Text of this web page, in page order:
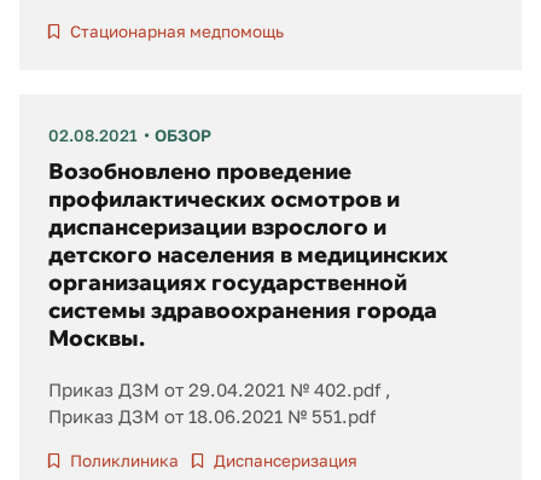
Стационарная медпомощь
02.08.2021 ОБЗОР
Возобновлено проведение
профилактических осмотров и
диспансеризации взрослого и
детского населения в медицинских
организациях государственной
системы здравоохранения города
Москвы.
Приказ ДЗМ от 29.04.2021 № 402.pdf
Приказ ДЗМ от 18.06.2021 № 551.pdf
Поликлиника
Диспансеризация